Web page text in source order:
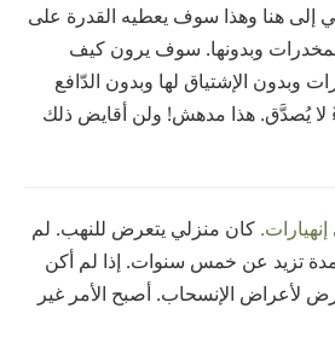
هنا وهذا سوف يعطيه القدرة على
وبدونها. سوف يرون كيف
وبدون الإشتياق لها وبدون الدّافع
لا يُصدَّق. هذا مدهش! ولن أقايض ذلك
كان منزلي يتعرض للنهب. لم
تزيد عن خمس سنوات. إذا لم أكن
لأعراض الإنسحاب. أصبح الأمر غير